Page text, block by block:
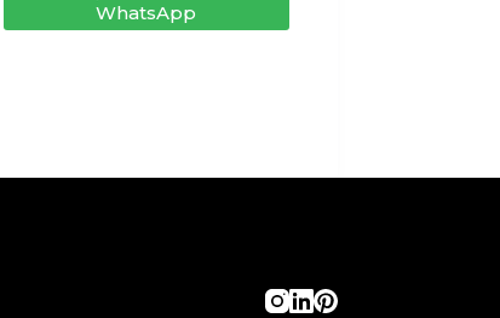
WhatsApp